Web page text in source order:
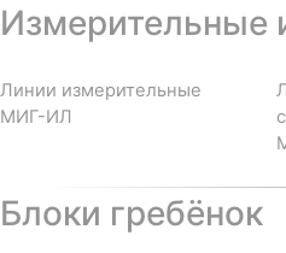
Измерительные
Линии измерительные
МИГ-ИЛ
Блоки гребёнок